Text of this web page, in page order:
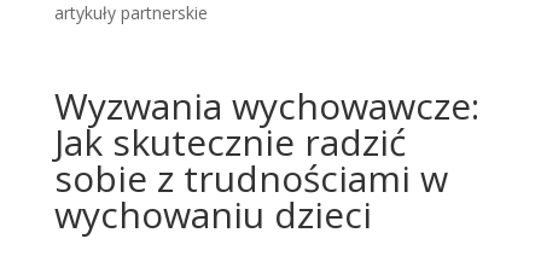
artykuły partnerskie
Wyzwania wychowawcze:
Jak skutecznie radzić
sobie z trudnościami w
wychowaniu dzieci